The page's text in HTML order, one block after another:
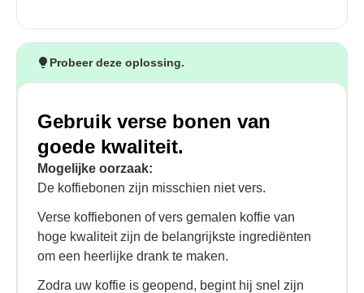
Probeer deze oplossing.
Gebruik verse bonen van
goede kwaliteit.
Mogelijke oorzaak:
De koffiebonen zijn misschien niet vers.
Verse koffiebonen of vers gemalen koffie van
hoge kwaliteit zijn de belangrijkste ingrediënten
om een heerlijke drank te maken.
Zodra uw koffie is geopend, begint hij snel zijn